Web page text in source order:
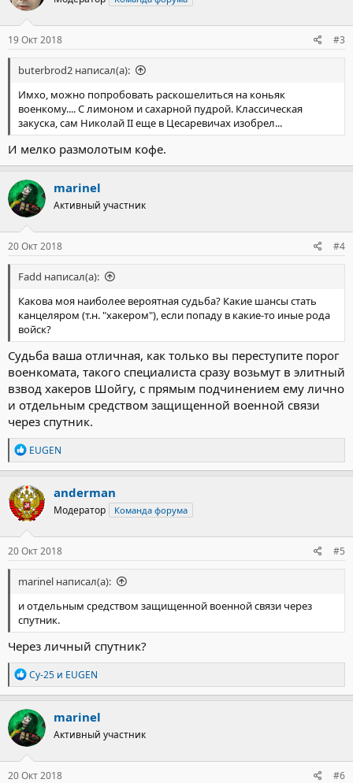
19 Окт 2018 #3
buterbrod2 написал(а):
Имхо, можно попробовать раскошелиться на коньяк
военкому.... С лимоном и сахарной пудрой. Классическая
закуска, сам Николай II еще в Цесаревичах изобрел...
И мелко размолотым кофе.
marinel
Активный участник
20 Окт 2018 #4
Fadd написал(а):
Какова моя наиболее вероятная судьба? Какие шансы стать
канцеляром (т.н. "хакером"), если попаду в какие-то иные рода
войск?
Судьба ваша отличная, как только вы переступите порог
военкомата, такого специалиста сразу возьмут в элитный
взвод хакеров Шойгу, с прямым подчинением ему лично
и отдельным средством защищенной военной связи
через спутник.
Р
е
а
к
ц
и
и
:
EUGEN
anderman
Модератор Команда форума
20 Окт 2018 #5
marinel написал(а):
и отдельным средством защищенной военной связи через
спутник.
Через личный спутник?
Р
е
а
к
ц
и
и
:
Су-25 и EUGEN
marinel
Активный участник
20 Окт 2018 #6